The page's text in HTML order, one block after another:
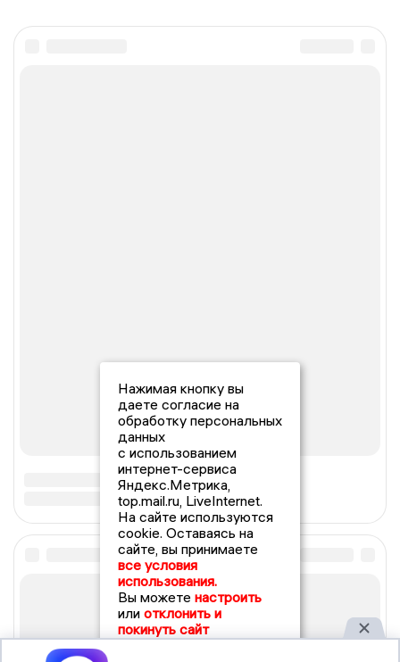
Нажимая кнопку вы
даете согласие на
обработку персональных
данных
с использованием
интернет-сервиса
Яндекс.Метрика,
top.mail.ru, LiveInternet.
На сайте используются
cookie. Оставаясь на
сайте, вы принимаете
все условия
использования.
Вы можете настроить
или отклонить и
покинуть сайт